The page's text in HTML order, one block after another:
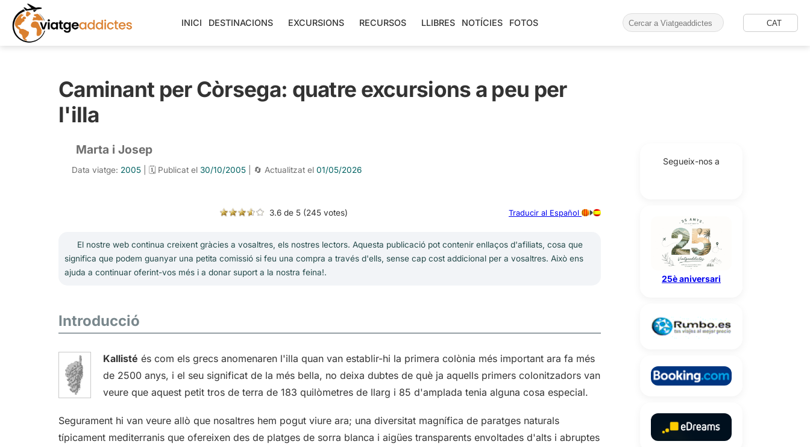
INICI DESTINACIONS EXCURSIONS RECURSOS LLIBRES NOTÍCIES FOTOS CAT
Caminant per Còrsega: quatre excursions a peu per
l'illa
Marta i Josep
Data viatge: 2005 | 🗓️ Publicat el 30/10/2005 | 🔄 Actualitzat el 01/05/2026
3.6 de 5 (245 votes) Traducir al Español
El nostre web continua creixent gràcies a vosaltres, els nostres lectors. Aquesta publicació pot contenir enllaços d'afiliats, cosa que
significa que podem guanyar una petita comissió si feu una compra a través d'ells, sense cap cost addicional per a vosaltres. Això ens
ajuda a continuar oferint-vos més i a donar suport a la nostra feina!.
Introducció
Kallisté és com els grecs anomenaren l'illa quan van establir-hi la primera colònia més important ara fa més
de 2500 anys, i el seu significat de la més bella, no deixa dubtes de què ja aquells primers colonitzadors van
veure que aquest petit tros de terra de 183 quilòmetres de llarg i 85 d'amplada tenia alguna cosa especial.
Segurament hi van veure allò que nosaltres hem pogut viure ara; una diversitat magnífica de paratges naturals
típicament mediterranis que ofereixen des de platges de sorra blanca i aigües transparents envoltades d'alts i abruptes
Segueix-nos a
25è aniversari